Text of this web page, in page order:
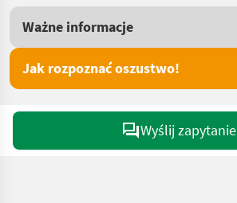
Ważne informacje
Jak rozpoznać oszustwo!
Wyślij zapytanie